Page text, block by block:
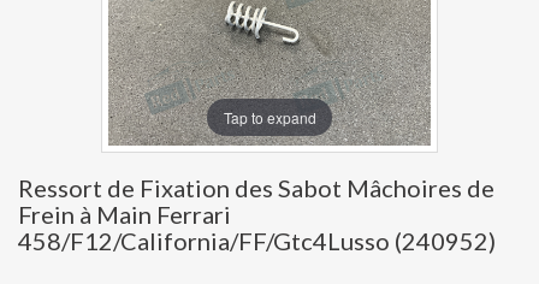
Tap to expand
Ressort de Fixation des Sabot Mâchoires de
Frein à Main Ferrari
458/F12/California/FF/Gtc4Lusso (240952)